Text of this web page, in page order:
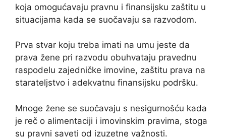
koja omogućavaju pravnu i finansijsku zaštitu u
situacijama kada se suočavaju sa razvodom.
Prva stvar koju treba imati na umu jeste da
prava žene pri razvodu obuhvataju pravednu
raspodelu zajedničke imovine, zaštitu prava na
starateljstvo i adekvatnu finansijsku podršku.
Mnoge žene se suočavaju s nesigurnošću kada
je reč o alimentaciji i imovinskim pravima, stoga
su pravni saveti od izuzetne važnosti.